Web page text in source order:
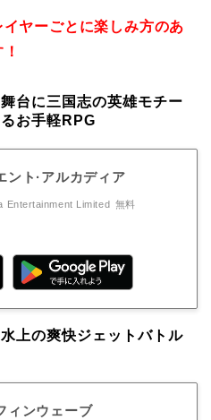
ヤーごとに楽しみ方のあ
台に三国志の英雄モチー
お手軽RPG
ント·アルカディア
Entertainment Limited 無料
上の爽快ジェットバトル
ィンウェーブ